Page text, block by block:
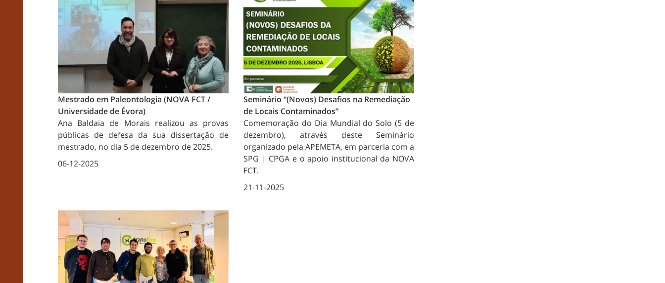
Mestrado em Paleontologia (NOVA FCT /
Universidade de Évora)
Ana Baldaia de Morais realizou as provas
públicas de defesa da sua dissertação de
mestrado, no dia 5 de dezembro de 2025.
06-12-2025
Seminário “(Novos) Desafios na Remediação
de Locais Contaminados”
Comemoração do Dia Mundial do Solo (5 de
dezembro), através deste Seminário
organizado pela APEMETA, em parceria com a
SPG | CPGA e o apoio institucional da NOVA
FCT.
21-11-2025